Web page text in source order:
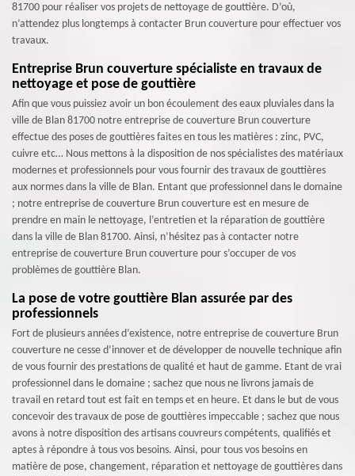
81700 pour réaliser vos projets de nettoyage de gouttière. D’où,
n’attendez plus longtemps à contacter Brun couverture pour effectuer vos
travaux.
Entreprise Brun couverture spécialiste en travaux de
nettoyage et pose de gouttière
Afin que vous puissiez avoir un bon écoulement des eaux pluviales dans la
ville de Blan 81700 notre entreprise de couverture Brun couverture
effectue des poses de gouttières faites en tous les matières : zinc, PVC,
cuivre etc… Nous mettons à la disposition de nos spécialistes des matériaux
modernes et professionnels pour vous fournir des travaux de gouttières
aux normes dans la ville de Blan. Entant que professionnel dans le domaine
; notre entreprise de couverture Brun couverture est en mesure de
prendre en main le nettoyage, l’entretien et la réparation de gouttière
dans la ville de Blan 81700. Ainsi, n’hésitez pas à contacter notre
entreprise de couverture Brun couverture pour s’occuper de vos
problèmes de gouttière Blan.
La pose de votre gouttière Blan assurée par des
professionnels
Fort de plusieurs années d’existence, notre entreprise de couverture Brun
couverture ne cesse d’innover et de développer de nouvelle technique afin
de vous fournir des prestations de qualité et haut de gamme. Etant de vrai
professionnel dans le domaine ; sachez que nous ne livrons jamais de
travail en retard tout est fait en temps et en heure. Et dans le but de vous
concevoir des travaux de pose de gouttières impeccable ; sachez que nous
avons à notre disposition des artisans couvreurs compétents, qualifiés et
aptes à répondre à tous vos besoins. Ainsi, pour tous vos besoins en
matière de pose, changement, réparation et nettoyage de gouttières dans